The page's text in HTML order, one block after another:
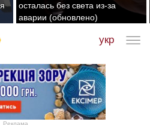
осталась без света из-за
аварии (обновлено)
укр